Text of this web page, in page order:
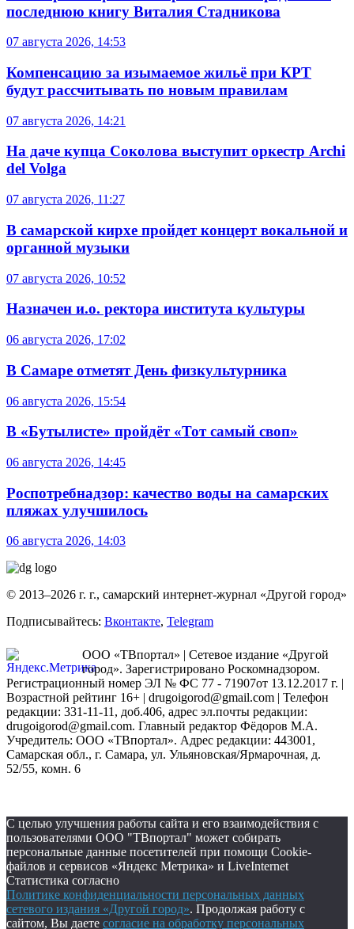
последнюю книгу Виталия Стадникова
07 августа 2026, 14:53
Компенсацию за изымаемое жильё при КРТ
будут рассчитывать по новым правилам
07 августа 2026, 14:21
На даче купца Соколова выступит оркестр Archi
del Volga
07 августа 2026, 11:27
В самарской кирхе пройдет концерт вокальной и
органной музыки
07 августа 2026, 10:52
Назначен и.о. ректора института культуры
06 августа 2026, 17:02
В Самаре отметят День физкультурника
06 августа 2026, 15:54
В «Бутылисте» пройдёт «Тот самый своп»
06 августа 2026, 14:45
Роспотребнадзор: качество воды на самарских
пляжах улучшилось
06 августа 2026, 14:03
© 2013–2026 г. г., самарский интернет-журнал «Другой город»
Подписывайтесь: Вконтакте, Telegram
ООО «ТВпортал» | Сетевое издание «Другой
город». Зарегистрировано Роскомнадзором.
Регистрационный номер ЭЛ № ФС 77 - 71907от 13.12.2017 г. |
Возрастной рейтинг 16+ | drugoigorod@gmail.com | Телефон
редакции: 331-11-11, доб.406, адрес эл.почты редакции:
drugoigorod@gmail.com. Главный редактор Фёдоров М.А.
Учредитель: ООО «ТВпортал». Адрес редакции: 443001,
Самарская обл., г. Самара, ул. Ульяновская/Ярмарочная, д.
52/55, комн. 6
С целью улучшения работы сайта и его взаимодействия с
пользователями ООО "ТВпортал" может собирать
персональные данные посетителей при помощи Cookie-
файлов и сервисов «Яндекс Метрика» и LiveInternet
Статистика согласно
Политике конфиденциальности персональных данных
сетевого издания «Другой город». Продолжая работу с
сайтом, Вы даете согласие на обработку персональных